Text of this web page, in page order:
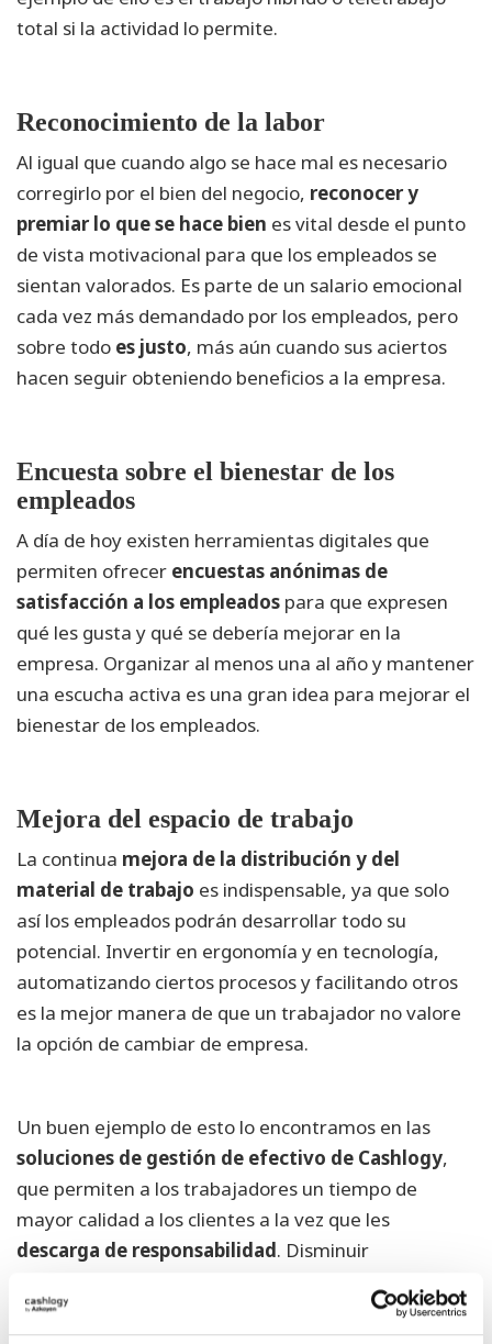
total si la actividad lo permite.
Reconocimiento de la labor
Al igual que cuando algo se hace mal es necesario
corregirlo por el bien del negocio, reconocer y
premiar lo que se hace bien es vital desde el punto
de vista motivacional para que los empleados se
sientan valorados. Es parte de un salario emocional
cada vez más demandado por los empleados, pero
sobre todo es justo, más aún cuando sus aciertos
hacen seguir obteniendo beneficios a la empresa.
Encuesta sobre el bienestar de los
empleados
A día de hoy existen herramientas digitales que
permiten ofrecer encuestas anónimas de
satisfacción a los empleados para que expresen
qué les gusta y qué se debería mejorar en la
empresa. Organizar al menos una al año y mantener
una escucha activa es una gran idea para mejorar el
bienestar de los empleados.
Mejora del espacio de trabajo
La continua mejora de la distribución y del
material de trabajo es indispensable, ya que solo
así los empleados podrán desarrollar todo su
potencial. Invertir en ergonomía y en tecnología,
automatizando ciertos procesos y facilitando otros
es la mejor manera de que un trabajador no valore
la opción de cambiar de empresa.
Un buen ejemplo de esto lo encontramos en las
soluciones de gestión de efectivo de Cashlogy,
que permiten a los trabajadores un tiempo de
mayor calidad a los clientes a la vez que les
descarga de responsabilidad. Disminuir
el cambio, limitar su acceso a la caja y hacer las